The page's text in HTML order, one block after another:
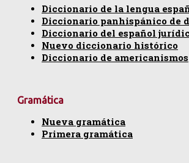
Diccionario de la lengua
Diccionario panhispánico de
Diccionario del español
Nuevo diccionario histórico
Diccionario de americanismos
Gramática
Nueva gramática
Primera gramática